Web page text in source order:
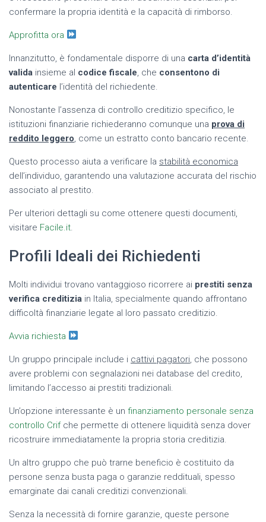
confermare la propria identità e la capacità di rimborso.
Approfitta ora
Innanzitutto, è fondamentale disporre di una carta d’identità
valida insieme al codice fiscale, che consentono di
autenticare l’identità del richiedente.
Nonostante l’assenza di controllo creditizio specifico, le
istituzioni finanziarie richiederanno comunque una prova di
reddito leggero, come un estratto conto bancario recente.
Questo processo aiuta a verificare la stabilità economica
dell’individuo, garantendo una valutazione accurata del rischio
associato al prestito.
Per ulteriori dettagli su come ottenere questi documenti,
visitare Facile.it.
Profili Ideali dei Richiedenti
Molti individui trovano vantaggioso ricorrere ai prestiti senza
verifica creditizia in Italia, specialmente quando affrontano
difficoltà finanziarie legate al loro passato creditizio.
Avvia richiesta
Un gruppo principale include i cattivi pagatori, che possono
avere problemi con segnalazioni nei database del credito,
limitando l’accesso ai prestiti tradizionali.
Un’opzione interessante è un finanziamento personale senza
controllo Crifche permette di ottenere liquidità senza dover
ricostruire immediatamente la propria storia creditizia.
Un altro gruppo che può trarne beneficio è costituito da
persone senza busta paga o garanzie reddituali, spesso
emarginate dai canali creditizi convenzionali.
Senza la necessità di fornire garanzie, queste persone